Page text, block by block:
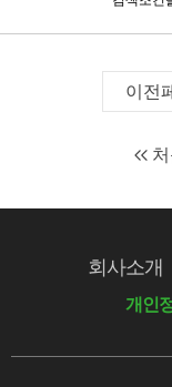
이전
회사소개
개인